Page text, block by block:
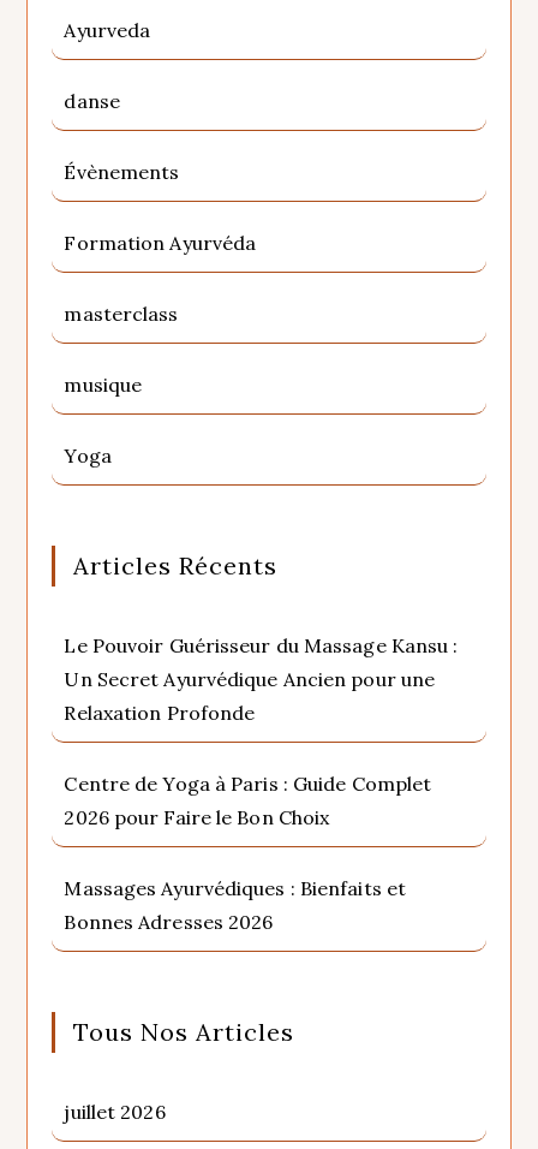
Ayurveda
danse
Évènements
Formation Ayurvéda
masterclass
musique
Yoga
Articles Récents
Le Pouvoir Guérisseur du Massage Kansu :
Un Secret Ayurvédique Ancien pour une
Relaxation Profonde
Centre de Yoga à Paris : Guide Complet
2026 pour Faire le Bon Choix
Massages Ayurvédiques : Bienfaits et
Bonnes Adresses 2026
Tous Nos Articles
juillet 2026